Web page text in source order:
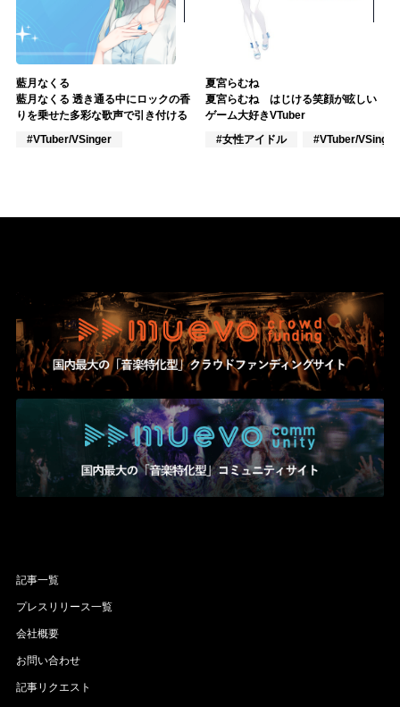
藍月なくる
藍月なくる 透き通る中にロックの香
りを乗せた多彩な歌声で引き付ける
#VTuber/VSinger
夏宮らむね
夏宮らむね はじける笑顔が眩しい
ゲーム大好きVTuber
#女性アイドル
#VTuber/VSinger
記事一覧
プレスリリース一覧
会社概要
お問い合わせ
記事リクエスト